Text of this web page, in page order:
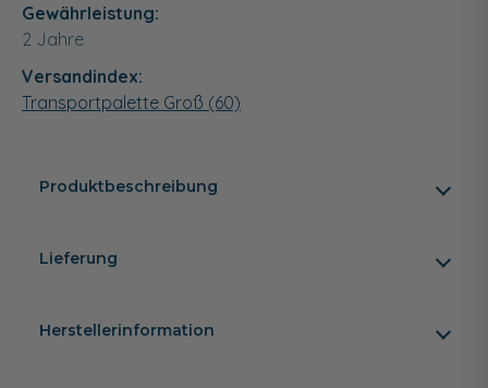
Gewährleistung:
2 Jahre
Versandindex:
Transportpalette Groß (60)
Produktbeschreibung
Lieferung
Herstellerinformation